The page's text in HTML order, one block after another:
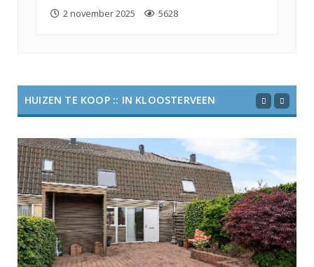
2 november 2025 5628
HUIZEN TE KOOP :: IN KLOOSTERVEEN